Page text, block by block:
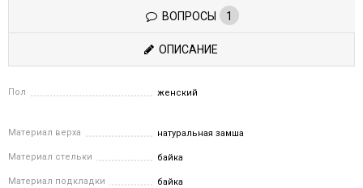
ВОПРОСЫ 1
ОПИСАНИЕ
Пол женский
Материал верха натуральная замша
Материал стельки байка
Материал подкладки байка